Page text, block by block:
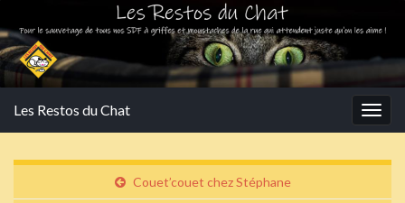
Les Restos du Chat
Couet’couet chez Stéphane